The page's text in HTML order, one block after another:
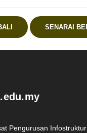
SENARAI
Pengurusan